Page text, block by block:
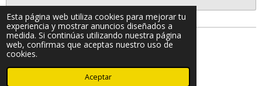
Esta página web utiliza cookies para mejorar tu
experiencia y mostrar anuncios diseñados a
medida. Si continúas utilizando nuestra página
web, confirmas que aceptas nuestro uso de
cookies.
Aceptar
Compartir Compartir Compartir Compartir
Webador